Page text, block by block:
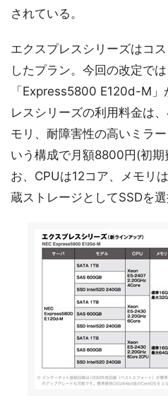
されている。
エクスプレスシリーズはコ
したプラン。今回の改定で
「Express5800 E120d-M
レスシリーズの利用料金は
モリ、耐障害性の高いミラ
いう構成で月額8800円(初
お、CPUは12コア、メモリ
蔵ストレージとしてSSDを選